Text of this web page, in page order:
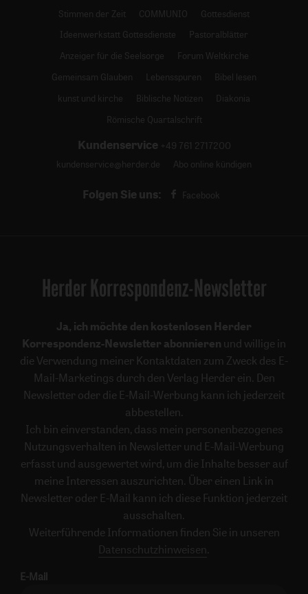
Stimmen der Zeit COMMUNIO
Gottesdienst
Ideenwerkstatt Gottesdienste
Pastoralblätter
Anzeiger für die Seelsorge
Forum Weltkirche
Gemeinsam Glauben
Lebensspuren
Bibel lesen
kunst und kirche
Biblische Notizen
Diakonia
Römische Quartalschrift
Kundenservice +49 761 2717200
kundenservice@herder.de
Abo online kündigen
Folgen Sie uns: Facebook
Herder Korrespondenz-Newsletter
Ja, ich möchte den kostenlosen Herder
Korrespondenz-Newsletter abonnieren und willige in
die Verwendung meiner Kontaktdaten zum Zweck des E-
Mail-Marketings durch den Verlag Herder ein. Den
Newsletter oder die E-Mail-Werbung kann ich jederzeit
abbestellen.
Ich bin einverstanden, dass mein personenbezogenes
Nutzungsverhalten in Newsletter und E-Mail-Werbung
erfasst und ausgewertet wird, um die Inhalte besser auf
meine Interessen auszurichten. Über einen Link in
Newsletter oder E-Mail kann ich diese Funktion jederzeit
ausschalten.
Weiterführende Informationen finden Sie in unseren
Datenschutzhinweisen .
E-Mail